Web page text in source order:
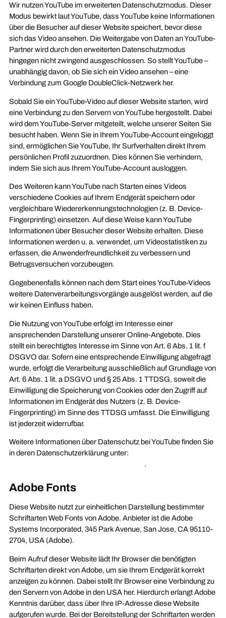
Wir nutzen YouTube im erweiterten Datenschutzmodus. Dieser
Modus bewirkt laut YouTube, dass YouTube keine Informationen
über die Besucher auf dieser Website speichert, bevor diese
sich das Video ansehen. Die Weitergabe von Daten an YouTube-
Partner wird durch den erweiterten Datenschutzmodus
hingegen nicht zwingend ausgeschlossen. So stellt YouTube –
unabhängig davon, ob Sie sich ein Video ansehen – eine
Verbindung zum Google DoubleClick-Netzwerk her.
Sobald Sie ein YouTube-Video auf dieser Website starten, wird
eine Verbindung zu den Servern von YouTube hergestellt. Dabei
wird dem YouTube-Server mitgeteilt, welche unserer Seiten Sie
besucht haben. Wenn Sie in Ihrem YouTube-Account eingeloggt
sind, ermöglichen Sie YouTube, Ihr Surfverhalten direkt Ihrem
persönlichen Profil zuzuordnen. Dies können Sie verhindern,
indem Sie sich aus Ihrem YouTube-Account ausloggen.
Des Weiteren kann YouTube nach Starten eines Videos
verschiedene Cookies auf Ihrem Endgerät speichern oder
vergleichbare Wiedererkennungstechnologien (z. B. Device-
Fingerprinting) einsetzen. Auf diese Weise kann YouTube
Informationen über Besucher dieser Website erhalten. Diese
Informationen werden u. a. verwendet, um Videostatistiken zu
erfassen, die Anwenderfreundlichkeit zu verbessern und
Betrugsversuchen vorzubeugen.
Gegebenenfalls können nach dem Start eines YouTube-Videos
weitere Datenverarbeitungsvorgänge ausgelöst werden, auf die
wir keinen Einfluss haben.
Die Nutzung von YouTube erfolgt im Interesse einer
ansprechenden Darstellung unserer Online-Angebote. Dies
stellt ein berechtigtes Interesse im Sinne von Art. 6 Abs. 1 lit. f
DSGVO dar. Sofern eine entsprechende Einwilligung abgefragt
wurde, erfolgt die Verarbeitung ausschließlich auf Grundlage von
Art. 6 Abs. 1 lit. a DSGVO und § 25 Abs. 1 TTDSG, soweit die
Einwilligung die Speicherung von Cookies oder den Zugriff auf
Informationen im Endgerät des Nutzers (z. B. Device-
Fingerprinting) im Sinne des TTDSG umfasst. Die Einwilligung
ist jederzeit widerrufbar.
Weitere Informationen über Datenschutz bei YouTube finden Sie
in deren Datenschutzerklärung unter:
.
Adobe Fonts
Diese Website nutzt zur einheitlichen Darstellung bestimmter
Schriftarten Web Fonts von Adobe. Anbieter ist die Adobe
Systems Incorporated, 345 Park Avenue, San Jose, CA 95110-
2704, USA (Adobe).
Beim Aufruf dieser Website lädt Ihr Browser die benötigten
Schriftarten direkt von Adobe, um sie Ihrem Endgerät korrekt
anzeigen zu können. Dabei stellt Ihr Browser eine Verbindung zu
den Servern von Adobe in den USA her. Hierdurch erlangt Adobe
Kenntnis darüber, dass über Ihre IP-Adresse diese Website
aufgerufen wurde. Bei der Bereitstellung der Schriftarten werden